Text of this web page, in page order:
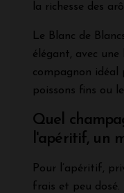
la richesse des
Le Blanc de
élégant, avec
compagnon idéal
poissons fins ou
Quel
l'apéritif, un
Pour l’apéritif,
frais et peu dosé.